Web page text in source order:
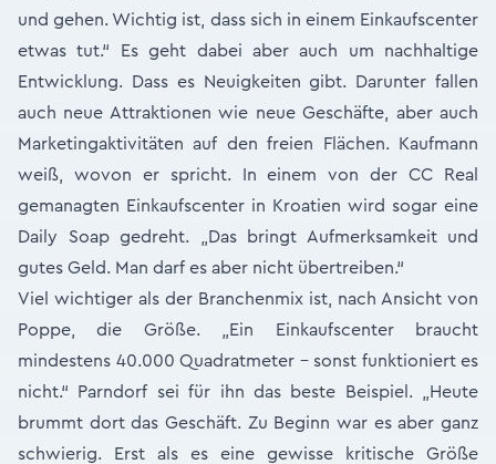
und gehen. Wichtig ist, dass sich in einem Einkaufscenter
etwas tut.“ Es geht dabei aber auch um nachhaltige
Entwicklung. Dass es Neuigkeiten gibt. Darunter fallen
auch neue Attraktionen wie neue Geschäfte, aber auch
Marketingaktivitäten auf den freien Flächen. Kaufmann
weiß, wovon er spricht. In einem von der CC Real
gemanagten Einkaufscenter in Kroatien wird sogar eine
Daily Soap gedreht. „Das bringt Aufmerksamkeit und
gutes Geld. Man darf es aber nicht übertreiben.“
Viel wichtiger als der Branchenmix ist, nach Ansicht von
Poppe, die Größe. „Ein Einkaufscenter braucht
mindestens 40.000 Quadratmeter – sonst funktioniert es
nicht.“ Parndorf sei für ihn das beste Beispiel. „Heute
brummt dort das Geschäft. Zu Beginn war es aber ganz
schwierig. Erst als es eine gewisse kritische Größe